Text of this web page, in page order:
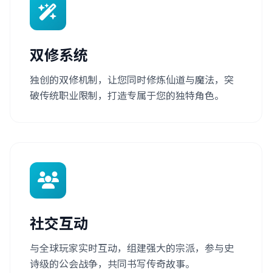
双修系统
独创的双修机制，让您同时修炼仙道与魔法，突
破传统职业限制，打造专属于您的独特角色。
社交互动
与全球玩家实时互动，组建强大的宗派，参与史
诗级的公会战争，共同书写传奇故事。